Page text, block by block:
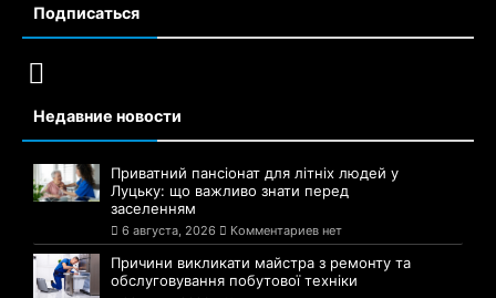
Подписаться
Недавние новости
Приватний пансіонат для літніх людей у
Луцьку: що важливо знати перед
заселенням
6 августа, 2026 Комментариев нет
Причини викликати майстра з ремонту та
обслуговування побутової техніки